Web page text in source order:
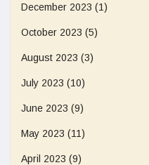
December 2023 (1)
October 2023 (5)
August 2023 (3)
July 2023 (10)
June 2023 (9)
May 2023 (11)
April 2023 (9)